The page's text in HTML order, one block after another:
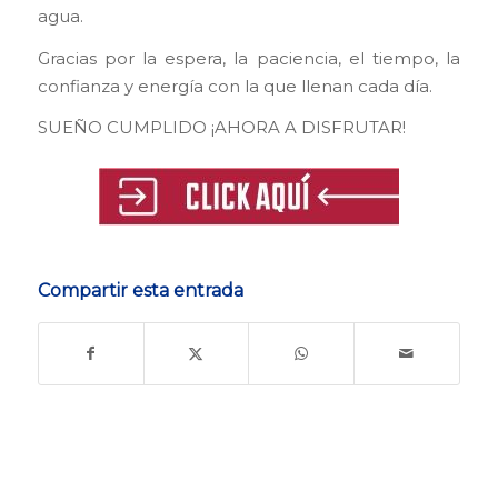
agua.
Gracias por la espera, la paciencia, el tiempo, la
confianza y energía con la que llenan cada día.
SUEÑO CUMPLIDO ¡AHORA A DISFRUTAR!
Compartir esta entrada